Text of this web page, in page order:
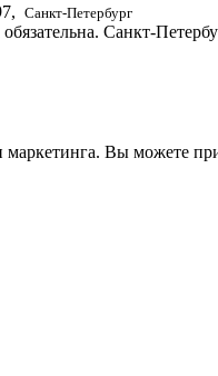
, Санкт-Петербург
Санкт-
Вы можете